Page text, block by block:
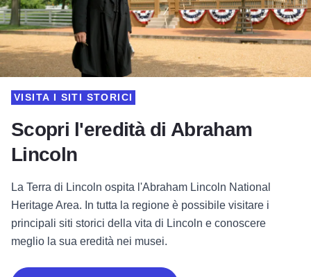
Scopri l'eredità di Abraham
Lincoln
VISITA I SITI STORICI
La Terra di Lincoln ospita l'Abraham Lincoln National
Heritage Area. In tutta la regione è possibile visitare i
principali siti storici della vita di Lincoln e conoscere
meglio la sua eredità nei musei.